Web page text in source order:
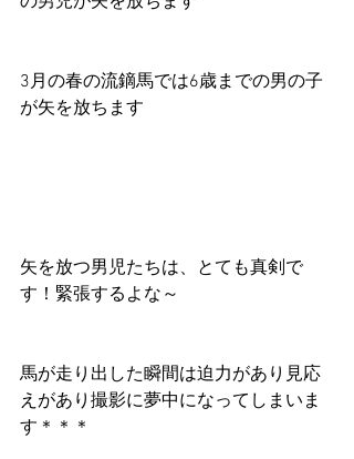
3月の春の流鏑馬では6歳までの男の子
が矢を放ちます
矢を放つ男児たちは、とても真剣で
す！緊張するよな～
馬が走り出した瞬間は迫力があり見応
えがあり撮影に夢中になってしまいま
す＊＊＊